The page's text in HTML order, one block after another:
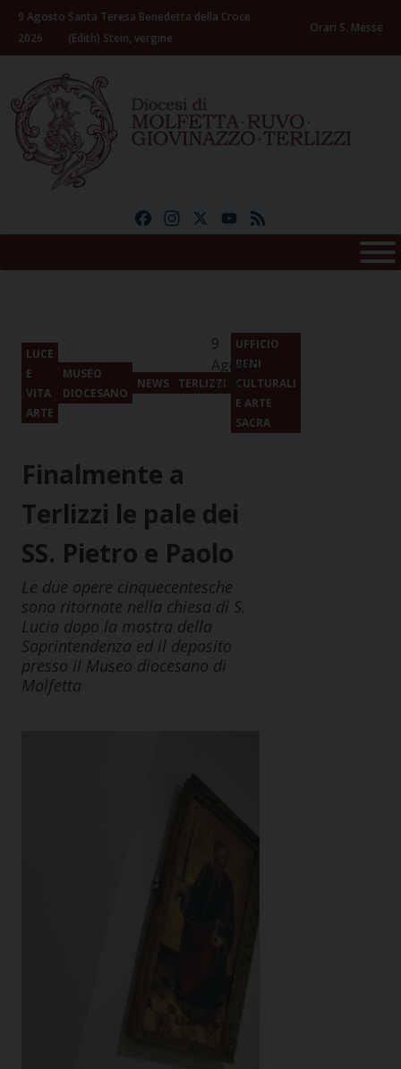
Skip
content
9 Agosto
2026
Santa Teresa Benedetta della Croce
(Edith) Stein, vergine
Orari S. Messe
FacebookInstagramYouTube
LUCE
E
VITA
ARTE
MUSEO
DIOCESANO
NEWS TERLIZZI
UFFICIO
BENI
CULTURALI
E ARTE
SACRA
9
Agosto
2026
Finalmente a
Terlizzi le pale dei
SS. Pietro e Paolo
Le due opere cinquecentesche
sono ritornate nella chiesa di S.
Lucia dopo la mostra della
Soprintendenza ed il deposito
presso il Museo diocesano di
Molfetta